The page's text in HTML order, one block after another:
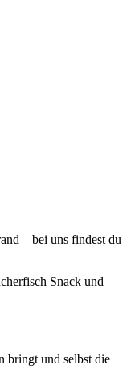
– bei uns findest du
Snack und
bringt und selbst die